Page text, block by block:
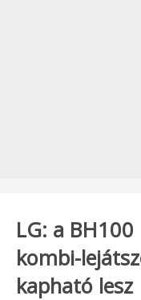
LG: a
kombi-
kapható lesz